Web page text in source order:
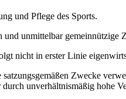
und Pflege des Sports.
unmittelbar
nicht in erster Linie
Zwecke
unverhältnismäßig hohe